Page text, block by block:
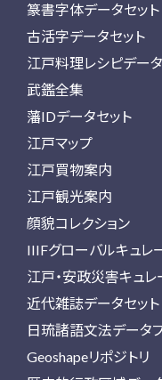
篆書字体データセット
古活字データセット
江戸料理レシピデー
武鑑全集
藩IDデータセット
江戸マップ
江戸買物案内
江戸観光案内
顔貌コレクション
IIIFグローバルキュレ
江戸・安政災害キュレ
近代雑誌データセット
日琉諸語文法データ
Geoshapeリポジトリ